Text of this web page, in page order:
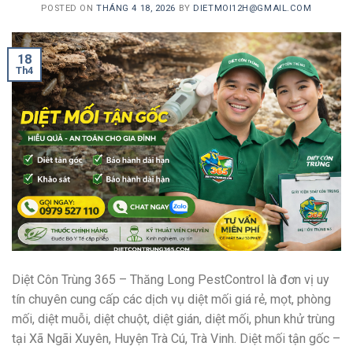
POSTED ONTHÁNG 4 18, 2026 BY DIETMOI12H@GMAIL.COM
18
Th4
Diệt Côn Trùng 365 – Thăng Long PestControl là đơn vị uy
tín chuyên cung cấp các dịch vụ diệt mối giá rẻ, mọt, phòng
mối, diệt muỗi, diệt chuột, diệt gián, diệt mối, phun khử trùng
tại Xã Ngãi Xuyên, Huyện Trà Cú, Trà Vinh. Diệt mối tận gốc –